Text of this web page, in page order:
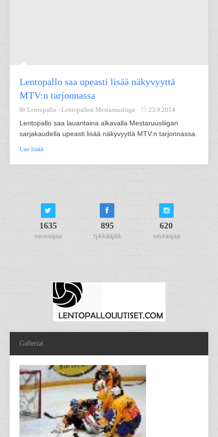
Lentopallo saa upeasti lisää näkyvyyttä
MTV:n tarjonnassa
Lentopallo - Lentopallon Mestaruusliiga 23.9.2014
Lentopallo saa lauantaina alkavalla Mestaruusliigan
sarjakaudella upeasti lisää näkyvyyttä MTV:n tarjonnassa.
Lue lisää
1635
seuraajaa
895
tykkääjää
620
seuraajaa
Galleriat